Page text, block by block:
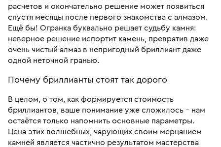
расчетов и окончательно решение может появиться
спустя месяцы после первого знакомства с алмазом.
Ещё бы! Огранка буквально решает судьбу камня:
неверное решение испортит камень, превратив даже
очень чистый алмаз в непригодный бриллиант даже
одной неточной гранью.
Почему бриллианты стоят так дорого
В целом, о том, как формируется стоимость
бриллиантов, ваше понимание уже сложилось – нам
остаётся только напомнить основные параметры.
Цена этих волшебных, чарующих своим мерцанием
камней является частично результатом мастерства